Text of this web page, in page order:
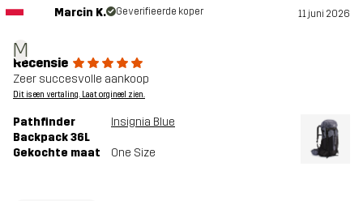
M
Marcin K. Geverifieerde koper 11 juni 2026
Recensie
Zeer succesvolle aankoop
Dit is een vertaling. Laat orgineel zien.
Pathfinder
Backpack 36L
Insignia Blue
Gekochte maat One Size